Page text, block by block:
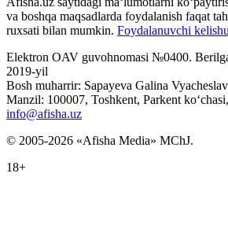
va boshqa maqsadlarda foydalanish faqat
ruxsati bilan mumkin. Foydalanuvchi
Elektron OAV guvohnomasi №0400.
2019-yil
Bosh muharrir: Sapayeva Galina
Manzil: 100007, Toshkent, Parkent
info@afisha.uz
© 2005-2026 «Afisha Media» MChJ.
18+